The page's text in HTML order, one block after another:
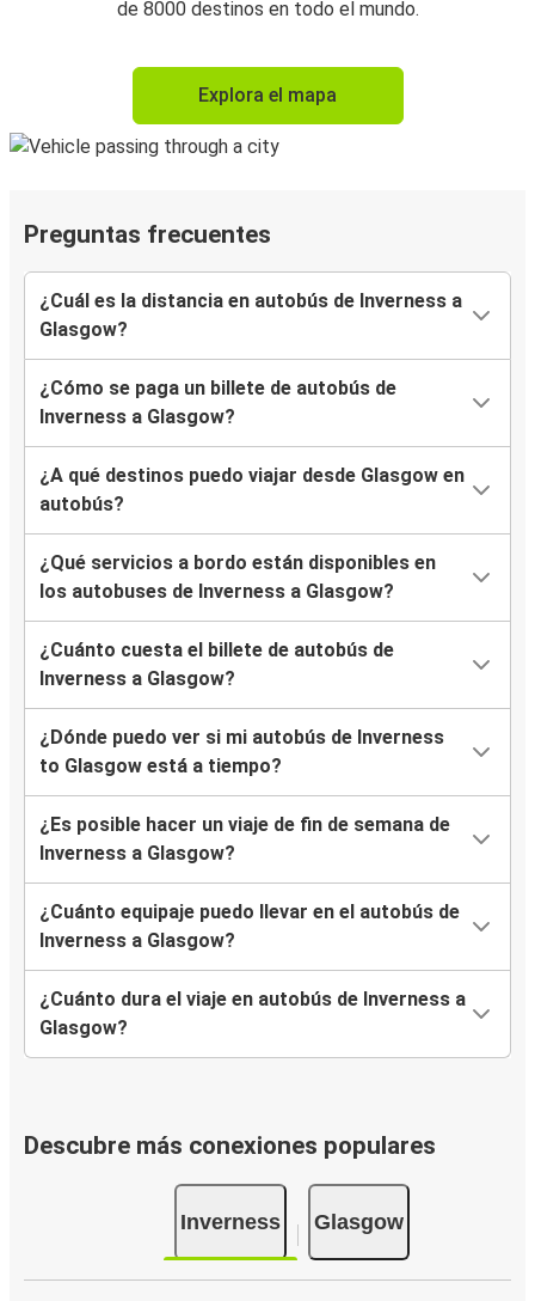
de 8000 destinos en todo el mundo.
Explora el mapa
Preguntas frecuentes
¿Cuál es la distancia en autobús de Inverness a
Glasgow?
¿Cómo se paga un billete de autobús de
Inverness a Glasgow?
¿A qué destinos puedo viajar desde Glasgow en
autobús?
¿Qué servicios a bordo están disponibles en
los autobuses de Inverness a Glasgow?
¿Cuánto cuesta el billete de autobús de
Inverness a Glasgow?
¿Dónde puedo ver si mi autobús de Inverness
to Glasgow está a tiempo?
¿Es posible hacer un viaje de fin de semana de
Inverness a Glasgow?
¿Cuánto equipaje puedo llevar en el autobús de
Inverness a Glasgow?
¿Cuánto dura el viaje en autobús de Inverness a
Glasgow?
Descubre más conexiones populares
Inverness Glasgow